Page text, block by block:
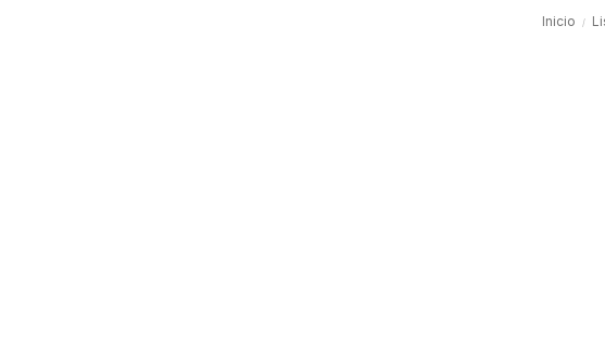
Inicio